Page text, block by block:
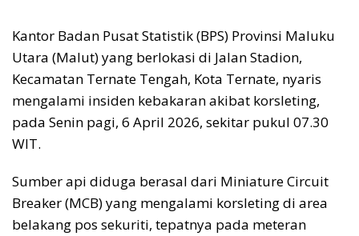
Kantor Badan Pusat Statistik (BPS) Provinsi Maluku
Utara (Malut) yang berlokasi di Jalan Stadion,
Kecamatan Ternate Tengah, Kota Ternate, nyaris
mengalami insiden kebakaran akibat korsleting,
pada Senin pagi, 6 April 2026, sekitar pukul 07.30
WIT.
Sumber api diduga berasal dari Miniature Circuit
Breaker (MCB) yang mengalami korsleting di area
belakang pos sekuriti, tepatnya pada meteran